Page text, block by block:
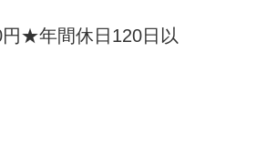
円★年間休日120日以